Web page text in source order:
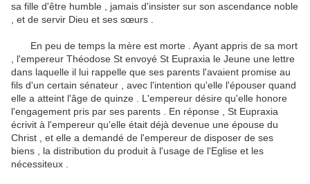
sa fille d'être humble , jamais d'insister sur son ascendance noble
, et de servir Dieu et ses sœurs .
En peu de temps la mère est morte .
Ayant appris de sa mort
, l'empereur Théodose St envoyé St Eupraxia le Jeune une lettre
dans laquelle il lui rappelle que ses parents l'avaient promise au
fils d'un certain sénateur , avec l'intention qu'elle l'épouser quand
elle a atteint l'âge de quinze .
L'empereur désire qu'elle honore
l'engagement pris par ses parents .
En réponse , St Eupraxia
écrivit à l'empereur qu'elle était déjà devenue une épouse du
Christ , et elle a demandé de l'empereur de disposer de ses
biens , la distribution du produit à l'usage de l'Eglise et les
nécessiteux .